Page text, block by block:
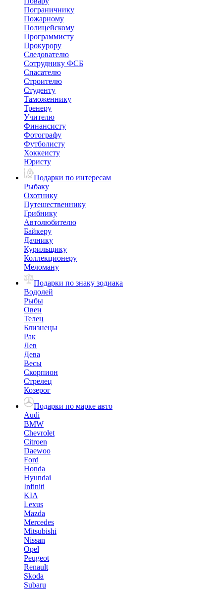
Пограничнику
Пожарному
Полицейскому
Программисту
Прокурору
Следователю
Сотруднику ФСБ
Спасателю
Строителю
Студенту
Таможеннику
Тренеру
Учителю
Финансисту
Фотографу
Футболисту
Хоккеисту
Юристу
Подарки по интересам
Рыбаку
Охотнику
Путешественнику
Грибнику
Автолюбителю
Байкеру
Дачнику
Курильщику
Коллекционеру
Меломану
Подарки по знаку зодиака
Водолей
Рыбы
Овен
Телец
Близнецы
Рак
Лев
Дева
Весы
Скорпион
Стрелец
Козерог
Подарки по марке авто
Audi
BMW
Chevrolet
Citroen
Daewoo
Ford
Honda
Hyundai
Infiniti
KIA
Lexus
Mazda
Mercedes
Mitsubishi
Nissan
Opel
Peugeot
Renault
Skoda
Subaru